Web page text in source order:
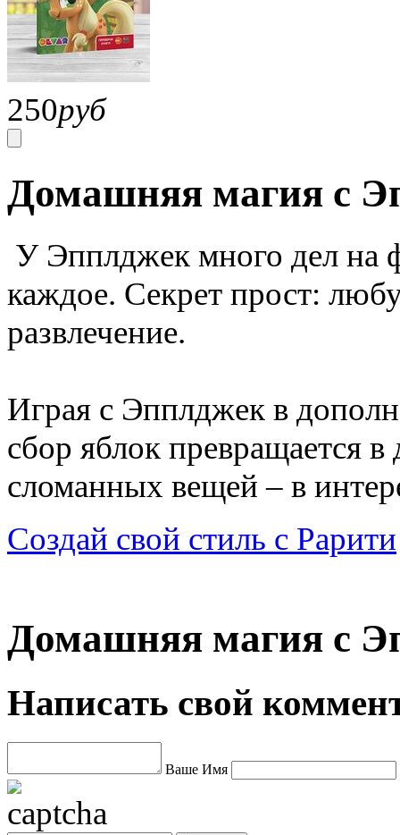
250руб
Домашняя магия с
У Эпплджек много дел на
каждое. Секрет прост:
развлечение.
Играя с Эпплджек в
сбор яблок превращается
сломанных вещей – в
Создай свой стиль с Рарити
Домашняя магия с
Написать свой
Ваше Имя